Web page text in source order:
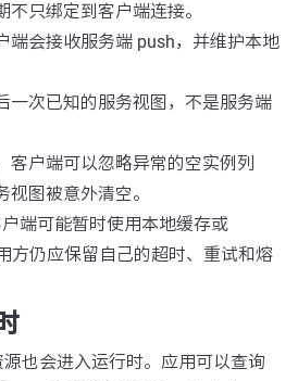
不只绑定到客户端连接。
端会接收服务端 push，并维护本地
一次已知的服务视图，不是服务端
客户端可以忽略异常的空实例列
图被意外清空。
端可能暂时使用本地缓存或
方仍应保留自己的超时、重试和熔
也会进入运行时。应用可以查询